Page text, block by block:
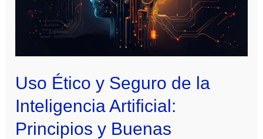
Uso Ético y Seguro de la
Inteligencia Artificial:
Principios y Buenas